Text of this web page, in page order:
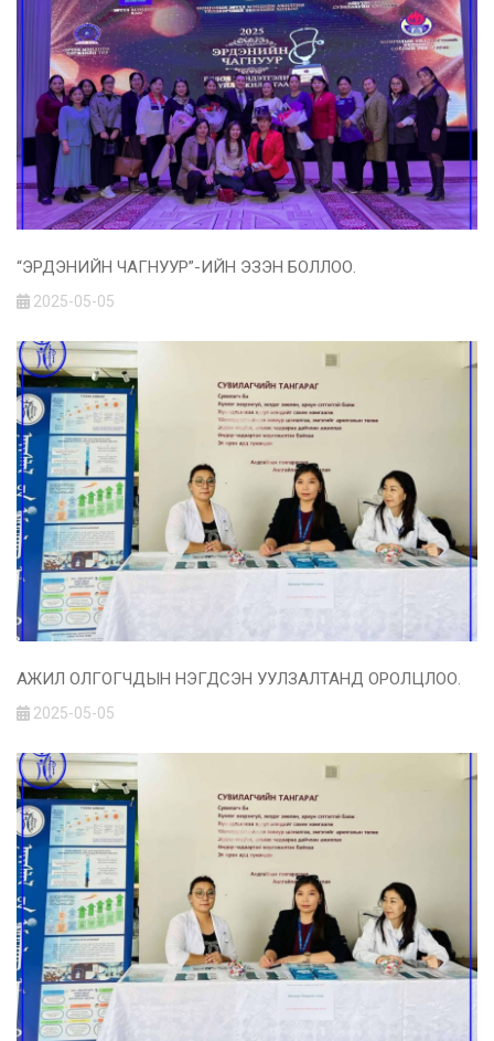
“ЭРДЭНИЙН ЧАГНУУР”-ИЙН ЭЗЭН БОЛЛОО.
2025-05-05
АЖИЛ ОЛГОГЧДЫН НЭГДСЭН УУЛЗАЛТАНД ОРОЛЦЛОО.
2025-05-05